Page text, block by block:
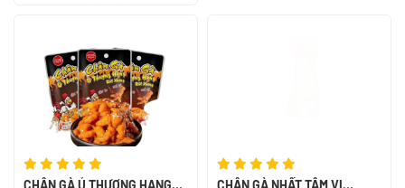
CHÂN GÀ Ủ THƯỢNG HẠNG CHÂN GÀ NHẤT TÂM VỊ